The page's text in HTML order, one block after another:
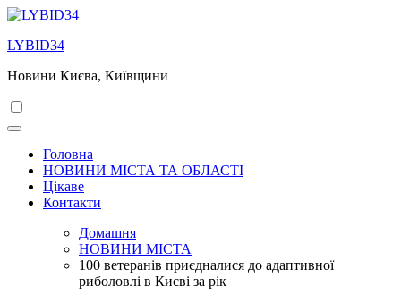
Перейти
вмісту
LYBID34
Новини Києва, Київщини
Головна
НОВИНИ МІСТА ТА ОБЛАСТІ
Цікаве
Контакти
Домашня
НОВИНИ МІСТА
100 ветеранів приєдналися до адаптивної
риболовлі в Києві за рік